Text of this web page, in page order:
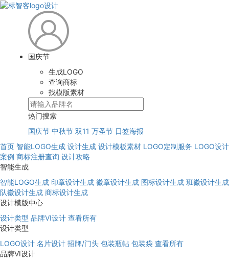
国庆节
生成LOGO
查询商标
找模版素材
热门搜索
国庆节 中秋节 双11 万圣节 日签海报
首页 智能LOGO生成 设计生成 设计模板素材 LOGO定制服务 LOGO设计
案例 商标注册查询 设计攻略
智能生成
智能LOGO生成 印章设计生成 徽章设计生成 图标设计生成 班徽设计生成
队徽设计生成 商标设计生成
设计模版中心
设计类型 品牌VI设计 查看所有
设计类型
LOGO设计 名片设计 招牌/门头 包装瓶帖 包装袋 查看所有
品牌VI设计